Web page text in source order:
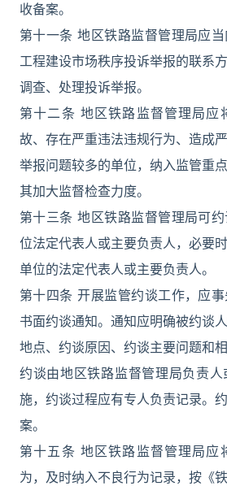
收备案。
第十一条 地区铁路监督管理局应
工程建设市场秩序投诉举报的联系
调查、处理投诉举报。
第十二条 地区铁路监督管理局应
故、存在严重违法违规行为、造成
举报问题较多的单位，纳入监管重
其加大监督检查力度。
第十三条 地区铁路监督管理局可
位法定代表人或主要负责人，必要
单位的法定代表人或主要负责人。
第十四条 开展监管约谈工作，应
书面约谈通知。通知应明确被约谈
地点、约谈原因、约谈主要问题和相
约谈由地区铁路监督管理局负责
施，约谈过程应有专人负责记录。
案。
第十五条 地区铁路监督管理局应
为，及时纳入不良行为记录，按《